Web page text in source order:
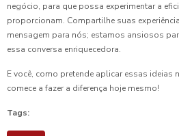
negócio, para que possa experimentar a
proporcionam. Compartilhe suas
mensagem para nós; estamos ansiosos
essa conversa enriquecedora.
E você, como pretende aplicar essas ideias
comece a fazer a diferença hoje mesmo!
Tags: